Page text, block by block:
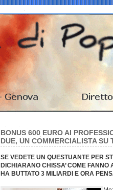
BONUS 600 EURO AI
DUE, UN COMMERCIALISTA
SE VEDETE UN QUESTUANTE PER
DICHIARANO CHISSA’ COME
HA BUTTATO 3 MILIARDI E ORA